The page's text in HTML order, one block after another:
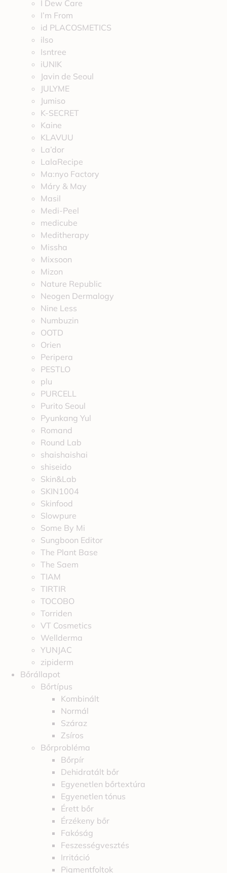
I Dew Care
I’m From
id PLACOSMETICS
ilso
Isntree
iUNIK
Javin de Seoul
JULYME
Jumiso
K-SECRET
Kaine
KLAVUU
La’dor
LalaRecipe
Ma:nyo Factory
Máry & May
Masil
Medi-Peel
medicube
Meditherapy
Missha
Mixsoon
Mizon
Nature Republic
Neogen Dermalogy
Nine Less
Numbuzin
OOTD
Orien
Peripera
PESTLO
plu
PURCELL
Purito Seoul
Pyunkang Yul
Romand
Round Lab
shaishaishai
shiseido
Skin&Lab
SKIN1004
Skinfood
Slowpure
Some By Mi
Sungboon Editor
The Plant Base
The Saem
TIAM
TIRTIR
TOCOBO
Torriden
VT Cosmetics
Wellderma
YUNJAC
zipiderm
Bőrállapot
Bőrtípus
Kombinált
Normál
Száraz
Zsíros
Bőrprobléma
Bőrpír
Dehidratált bőr
Egyenetlen bőrtextúra
Egyenetlen tónus
Érett bőr
Érzékeny bőr
Fakóság
Feszességvesztés
Irritáció
Pigmentfoltok